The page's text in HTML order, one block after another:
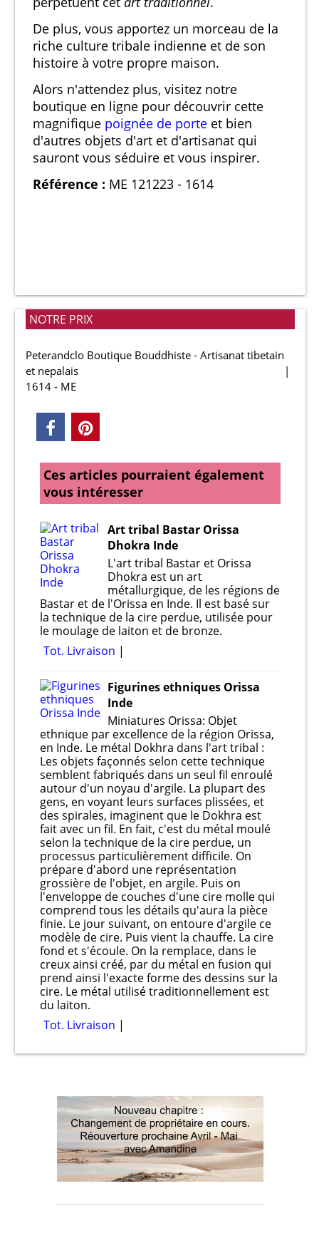
De plus, vous apportez un morceau de la
riche culture tribale indienne et de son
histoire à votre propre maison.
Alors n'attendez plus, visitez notre
boutique en ligne pour découvrir cette
magnifique poignée de porte et bien
d'autres objets d'art et d'artisanat qui
sauront vous séduire et vous inspirer.
Référence : ME 121223 - 1614
NOTRE PRIX
Peterandclo Boutique Bouddhiste - Artisanat tibetain
et nepalais
1614 - ME
Ces articles pourraient également
vous intéresser
Art tribal Bastar Orissa
Dhokra Inde
L'art tribal Bastar et Orissa
Dhokra est un art
métallurgique, de les régions de
Bastar et de l'Orissa en Inde. Il est basé sur
la technique de la cire perdue, utilisée pour
le moulage de laiton et de bronze.
Tot. Livraison
Figurines ethniques Orissa
Inde
Miniatures Orissa: Objet
ethnique par excellence de la région Orissa,
en Inde. Le métal Dokhra dans l'art tribal :
Les objets façonnés selon cette technique
semblent fabriqués dans un seul fil enroulé
autour d'un noyau d'argile. La plupart des
gens, en voyant leurs surfaces plissées, et
des spirales, imaginent que le Dokhra est
fait avec un fil. En fait, c'est du métal moulé
selon la technique de la cire perdue, un
processus particulièrement difficile. On
prépare d'abord une représentation
grossière de l'objet, en argile. Puis on
l'enveloppe de couches d'une cire molle qui
comprend tous les détails qu'aura la pièce
finie. Le jour suivant, on entoure d'argile ce
modèle de cire. Puis vient la chauffe. La cire
fond et s'écoule. On la remplace, dans le
creux ainsi créé, par du métal en fusion qui
prend ainsi l'exacte forme des dessins sur la
cire. Le métal utilisé traditionnellement est
du laiton.
Tot. Livraison